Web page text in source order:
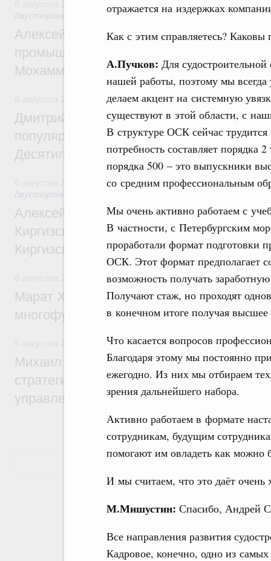
отражается на издержках
Как с этим справляетесь?
А.Пучков: Для
нашей работы, поэтому мы
делаем акцент на системную
существуют в этой области, с
В структуре ОСК сейчас
потребность составляет порядка
порядка 500 – это выпускники
со средним профессиональным
Мы очень активно работаем с
В частности, с Петербургским
проработали формат подготовки
ОСК. Этот формат предполагает
возможность получать
Получают стаж, но проходят
в конечном итоге получая высшее
Что касается вопросов
Благодаря этому мы постоянно
ежегодно. Из них мы отбираем
зрения дальнейшего набора.
Активно работаем в формате
сотрудникам, будущим
помогают им овладеть как можно
И мы считаем, что это даёт очень
М.Мишустин: Спасибо, Андрей
Все направления развития
Кадровое, конечно, одно из
двусторонней основе
Алексей Оверчук провёл рабочую
промышленности, недропользования и
Мохаммадом Атабаком
Внутренний и въездной туризм
Дмитрий Чернышенко: Порядка 110
популярного туризма в 35 регионах
Десятилетия науки и технологий
Экономические и гуманитарные
двусторонней основе
Алексей Оверчук принял участие в
Киргизского экономического форума и
Киргизской межрегиональной
Дорожное хозяйство
Марат Хуснуллин: На двух скоростных
многофункциональные зоны дорожного
Технологическое развитие. Инновации
Михаил Мишустин дал поручения по
стратегической сессии о
управления научно-технологическим
Показать еще